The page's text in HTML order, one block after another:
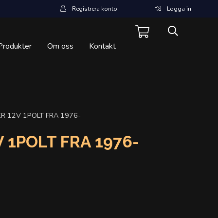
Registrera konto Logga in
Om oss Kontakt
12V 1POLT FRA 1976-
1POLT FRA 1976-